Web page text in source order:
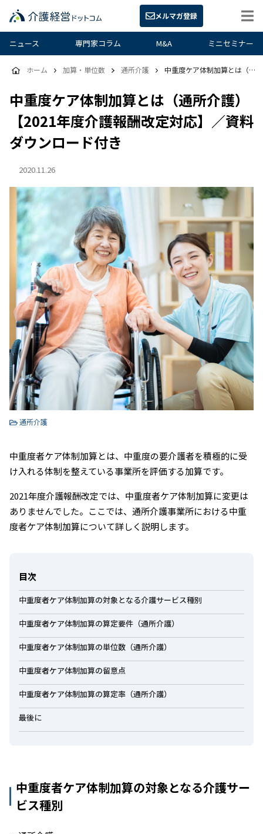
メルマガ登録
ニュース 専門家コラム M&A ミニセミナー
中重度ケア体制加算とは（通所介護）
【2021年度介護報酬改定対応】／資料
ダウンロード付き
2020.11.26
ホーム 加算・単位数 通所介護 中重度ケア体制加算とは（通所介護）【2021年度介護報酬改定対応】／資料ダウンロード付き
通所介護
中重度者ケア体制加算とは、中重度の要介護者を積極的に受
け入れる体制を整えている事業所を評価する加算です。
2021年度介護報酬改定では、中重度者ケア体制加算に変更は
ありませんでした。ここでは、通所介護事業所における中重
度者ケア体制加算について詳しく説明します。
目次
中重度者ケア体制加算の対象となる介護サービス種別
中重度者ケア体制加算の算定要件（通所介護）
中重度者ケア体制加算の単位数（通所介護）
中重度者ケア体制加算の留意点
中重度者ケア体制加算の算定率（通所介護）
最後に
中重度者ケア体制加算の対象となる介護サー
ビス種別